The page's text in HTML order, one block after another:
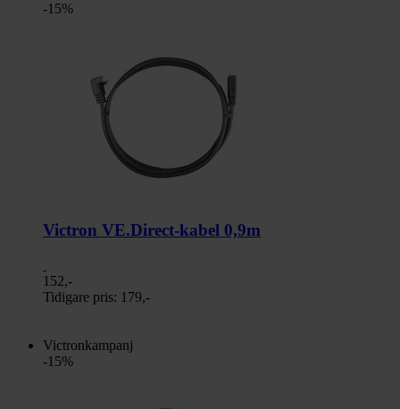
-15%
Victron VE.Direct-kabel 0,9m
152,-
Tidigare pris: 179,-
Victronkampanj
-15%